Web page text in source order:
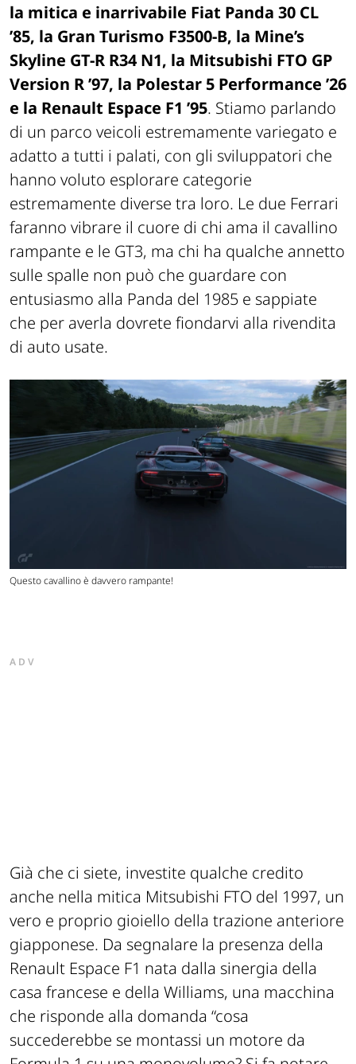
la mitica e inarrivabile Fiat Panda 30 CL
’85, la Gran Turismo F3500-B, la Mine’s
Skyline GT-R R34 N1, la Mitsubishi FTO GP
Version R ’97, la Polestar 5 Performance ’26
e la Renault Espace F1 ’95. Stiamo parlando
di un parco veicoli estremamente variegato e
adatto a tutti i palati, con gli sviluppatori che
hanno voluto esplorare categorie
estremamente diverse tra loro. Le due Ferrari
faranno vibrare il cuore di chi ama il cavallino
rampante e le GT3, ma chi ha qualche annetto
sulle spalle non può che guardare con
entusiasmo alla Panda del 1985 e sappiate
che per averla dovrete fiondarvi alla rivendita
di auto usate.
Questo cavallino è davvero rampante!
ADV
Già che ci siete, investite qualche credito
anche nella mitica Mitsubishi FTO del 1997, un
vero e proprio gioiello della trazione anteriore
giapponese. Da segnalare la presenza della
Renault Espace F1 nata dalla sinergia della
casa francese e della Williams, una macchina
che risponde alla domanda “cosa
succederebbe se montassi un motore da